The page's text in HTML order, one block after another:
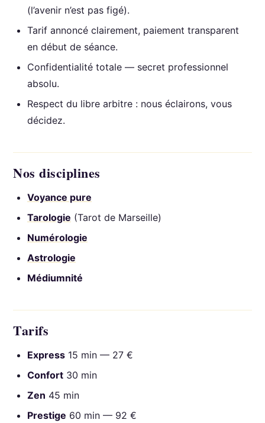
(l’avenir n’est pas figé).
Tarif annoncé clairement, paiement transparent
en début de séance.
Confidentialité totale — secret professionnel
absolu.
Respect du libre arbitre : nous éclairons, vous
décidez.
Nos disciplines
Voyance pure
Tarologie (Tarot de Marseille)
Numérologie
Astrologie
Médiumnité
Tarifs
Express 15 min — 27 €
Confort 30 min
Zen 45 min
Prestige 60 min — 92 €